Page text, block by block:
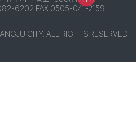
6202 FAX 0505-041-2159
CITY. ALL RIGHTS RESERVED